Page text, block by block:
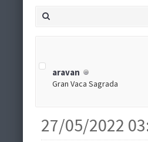
aravan
Gran Vaca Sagrada
27/05/2022